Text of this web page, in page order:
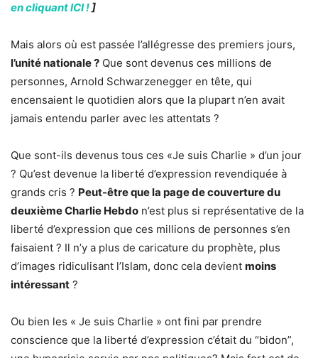
en cliquant ICI !]
Mais alors où est passée l’allégresse des premiers jours,
l’unité nationale ? Que sont devenus ces millions de
personnes, Arnold Schwarzenegger en tête, qui
encensaient le quotidien alors que la plupart n’en avait
jamais entendu parler avec les attentats ?
Que sont-ils devenus tous ces «Je suis Charlie » d’un jour
? Qu’est devenue la liberté d’expression revendiquée à
grands cris ? Peut-être que la page de couverture du
deuxième Charlie Hebdo n’est plus si représentative de la
liberté d’expression que ces millions de personnes s’en
faisaient ? Il n’y a plus de caricature du prophète, plus
d’images ridiculisant l’Islam, donc cela devient moins
intéressant ?
Ou bien les « Je suis Charlie » ont fini par prendre
conscience que la liberté d’expression c’était du “bidon”,